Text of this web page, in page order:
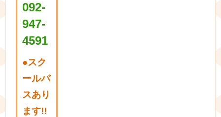
092-
947-
4591
●スク
ールバ
スあり
ます!!